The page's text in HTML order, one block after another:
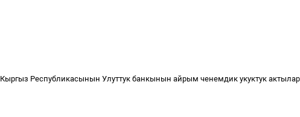
Кыргыз Республикасынын Улуттук банкынын айрым ченемдик укуктук